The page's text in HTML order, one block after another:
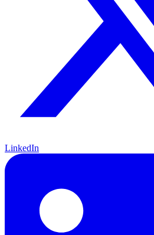
LinkedIn